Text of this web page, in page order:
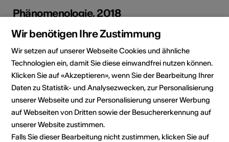
Phänomenologie, 2018
Jahr
2018
Umsetzung/Technik
Tusche / Aquarell
Dimensionen/Grösse
A3
Wir benötigen Ihre Zustimmung
Wir setzen auf unserer Webseite Cookies und ähnliche
Technologien ein, damit Sie diese einwandfrei nutzen können.
Klicken Sie auf «Akzeptieren», wenn Sie der Bearbeitung Ihrer
Daten zu Statistik- und Analysezwecken, zur Personalisierung
unserer Webseite und zur Personalisierung unserer Werbung
auf Webseiten von Dritten sowie der Besuchererkennung auf
unserer Website zustimmen.
Falls Sie dieser Bearbeitung nicht zustimmen, klicken Sie auf